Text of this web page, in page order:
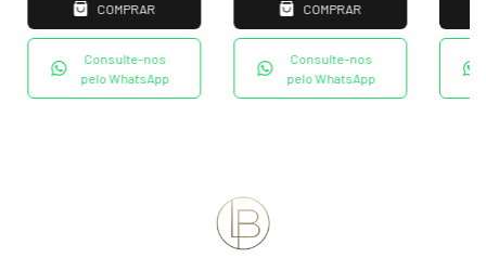
COMPRAR
Consulte-nos
pelo WhatsApp
COMPRAR
Consulte-nos
pelo WhatsApp